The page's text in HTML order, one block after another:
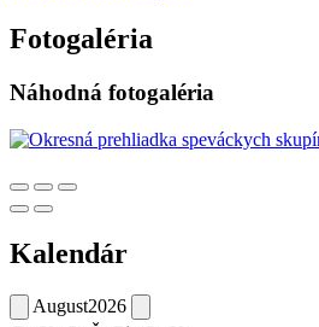
Fotogaléria
Náhodná fotogaléria
Kalendár
August2026